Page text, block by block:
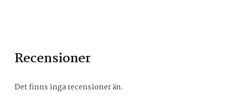
Recensioner
Det finns inga recensioner än.